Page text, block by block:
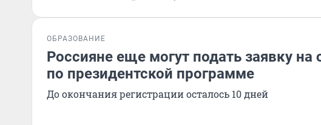
ОБРАЗОВАНИЕ
Россияне еще могут подать заявку на
по президентской программе
До окончания регистрации осталось 10 дней